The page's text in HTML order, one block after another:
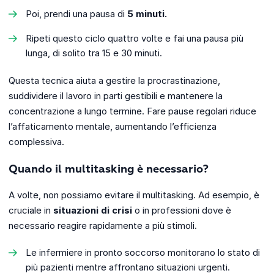
Poi, prendi una pausa di 5 minuti.
Ripeti questo ciclo quattro volte e fai una pausa più
lunga, di solito tra 15 e 30 minuti.
Questa tecnica aiuta a gestire la procrastinazione,
suddividere il lavoro in parti gestibili e mantenere la
concentrazione a lungo termine. Fare pause regolari riduce
l’affaticamento mentale, aumentando l’efficienza
complessiva.
Quando il multitasking è necessario?
A volte, non possiamo evitare il multitasking. Ad esempio, è
cruciale in situazioni di crisi o in professioni dove è
necessario reagire rapidamente a più stimoli.
Le infermiere in pronto soccorso monitorano lo stato di
più pazienti mentre affrontano situazioni urgenti.